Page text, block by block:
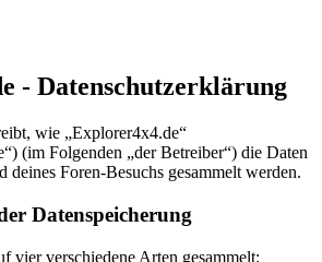
- Datenschutzerklärung
wie „Explorer4x4.de“
(im Folgenden „der Betreiber“) die Daten
deines Foren-Besuchs gesammelt werden.
Datenspeicherung
vier verschiedene Arten gesammelt: